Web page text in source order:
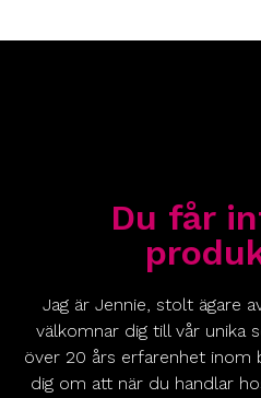
Du får
Jag är Jennie, stolt ägare
välkomnar dig till vår unika
över 20 års erfarenhet inom
dig om att när du handlar